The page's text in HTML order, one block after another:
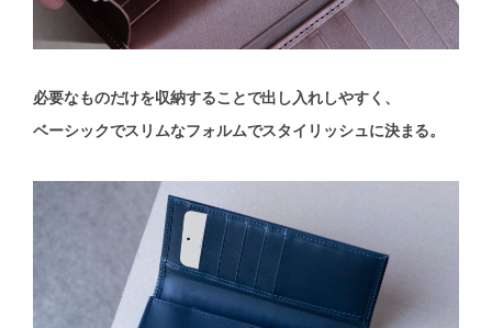
必要なものだけを収納することで出し入れしやすく、
ベーシックでスリムなフォルムでスタイリッシュに決まる。